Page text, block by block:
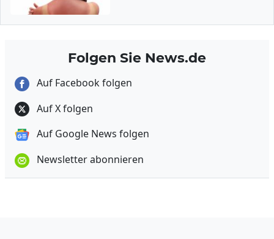
Folgen Sie News.de
Auf Facebook folgen
Auf X folgen
Auf Google News folgen
Newsletter abonnieren